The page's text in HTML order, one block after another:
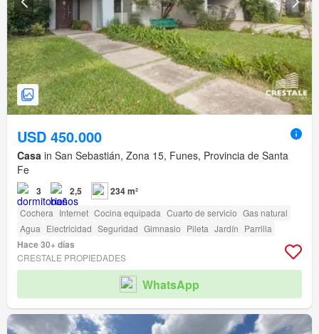
USD 450.000
Casa in San Sebastián, Zona 15, Funes, Provincia de Santa
Fe
3 2,5 234 m²
Cochera Internet Cocina equipada Cuarto de servicio Gas natural
Agua Electricidad Seguridad Gimnasio Pileta Jardín Parrilla
Hace 30+ días
CRESTALE PROPIEDADES
WhatsApp